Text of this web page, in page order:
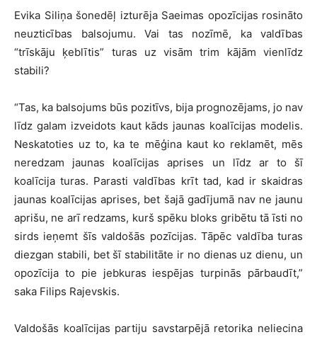
Evika Siliņa šonedēļ izturēja Saeimas opozīcijas rosināto
neuzticības balsojumu. Vai tas nozīmē, ka valdības
“trīskāju ķeblītis” turas uz visām trim kājām vienlīdz
stabili?
“Tas, ka balsojums būs pozitīvs, bija prognozējams, jo nav
līdz galam izveidots kaut kāds jaunas koalīcijas modelis.
Neskatoties uz to, ka te mēģina kaut ko reklamēt, mēs
neredzam jaunas koalīcijas aprises un līdz ar to šī
koalīcija turas. Parasti valdības krīt tad, kad ir skaidras
jaunas koalīcijas aprises, bet šajā gadījumā nav ne jaunu
aprišu, ne arī redzams, kurš spēku bloks gribētu tā īsti no
sirds ieņemt šīs valdošās pozīcijas. Tāpēc valdība turas
diezgan stabili, bet šī stabilitāte ir no dienas uz dienu, un
opozīcija to pie jebkuras iespējas turpinās pārbaudīt,”
saka Filips Rajevskis.
Valdošās koalīcijas partiju savstarpējā retorika neliecina